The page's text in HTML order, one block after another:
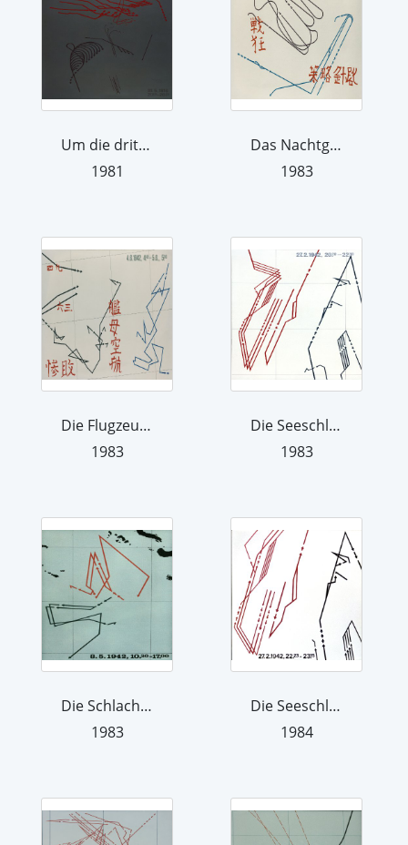
Um die dritte Gefechtskehrtwendung. A...
1981
Das Nachtgefecht bei Kap Esperance, 1...
1983
Die Flugzeugträgerschlacht bei Midway...
1983
Die Seeschlacht in der Java-See, 27....
1983
Die Schlacht im Korallenmeer, 2. Phas...
1983
Die Seeschlacht in der Java-See, 27....
1984